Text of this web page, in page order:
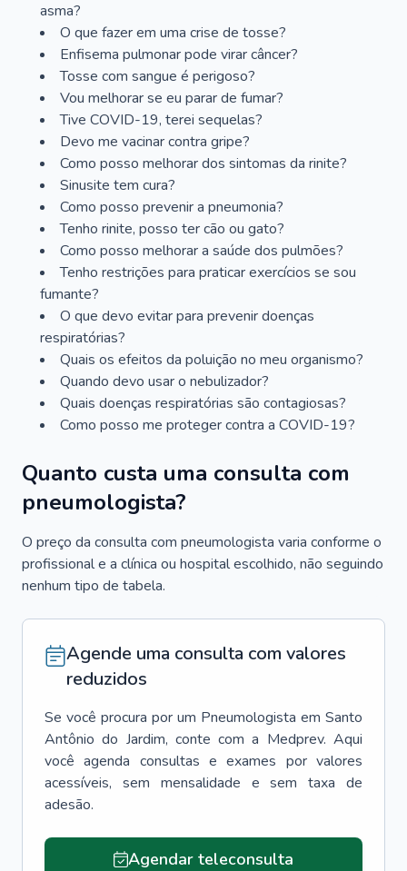
asma?
O que fazer em uma crise de tosse?
Enfisema pulmonar pode virar câncer?
Tosse com sangue é perigoso?
Vou melhorar se eu parar de fumar?
Tive COVID-19, terei sequelas?
Devo me vacinar contra gripe?
Como posso melhorar dos sintomas da rinite?
Sinusite tem cura?
Como posso prevenir a pneumonia?
Tenho rinite, posso ter cão ou gato?
Como posso melhorar a saúde dos pulmões?
Tenho restrições para praticar exercícios se sou
fumante?
O que devo evitar para prevenir doenças
respiratórias?
Quais os efeitos da poluição no meu organismo?
Quando devo usar o nebulizador?
Quais doenças respiratórias são contagiosas?
Como posso me proteger contra a COVID-19?
Quanto custa uma consulta com
pneumologista?
O preço da consulta com pneumologista varia conforme o
profissional e a clínica ou hospital escolhido, não seguindo
nenhum tipo de tabela.
Agende uma consulta com valores
reduzidos
Se você procura por um Pneumologista em Santo
Antônio do Jardim, conte com a Medprev. Aqui
você agenda consultas e exames por valores
acessíveis, sem mensalidade e sem taxa de
adesão.
Agendar teleconsulta